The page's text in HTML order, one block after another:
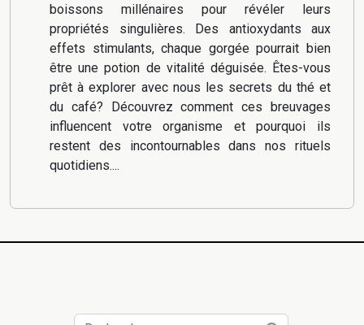
boissons millénaires pour révéler leurs
propriétés singulières. Des antioxydants aux
effets stimulants, chaque gorgée pourrait bien
être une potion de vitalité déguisée. Êtes-vous
prêt à explorer avec nous les secrets du thé et
du café? Découvrez comment ces breuvages
influencent votre organisme et pourquoi ils
restent des incontournables dans nos rituels
quotidiens....